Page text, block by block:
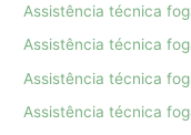
Assistência técnica
Assistência técnica
Assistência técnica
Assistência técnica